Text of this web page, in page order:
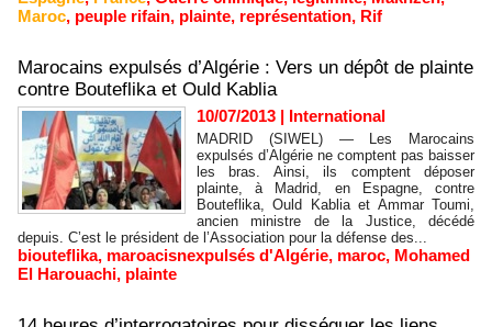
Maroc, peuple rifain, plainte, représentation, Rif
Marocains expulsés d’Algérie : Vers un dépôt de plainte
contre Bouteflika et Ould Kablia
10/07/2013 | International
MADRID (SIWEL) — Les Marocains
expulsés d’Algérie ne comptent pas baisser
les bras. Ainsi, ils comptent déposer
plainte, à Madrid, en Espagne, contre
Bouteflika, Ould Kablia et Ammar Toumi,
ancien ministre de la Justice, décédé
depuis. C’est le président de l’Association pour la défense des...
biouteflika, maroacisnexpulsés d'Algérie, maroc, Mohamed
El Harouachi, plainte